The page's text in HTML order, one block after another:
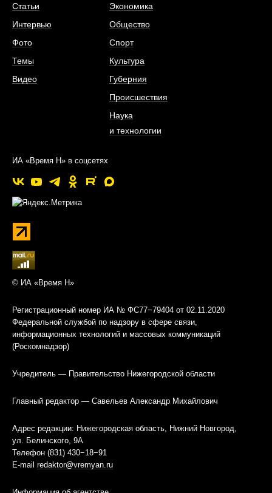
Статьи
Интервью
Фото
Темы
Видео
Экономика
Общество
Спорт
Культура
Губерния
Происшествия
Наука
и технологии
ИА «Время Н» в соцсетях
© ИА «Время Н»
Регистрационный номер ИА № ФС77−79404 от 02.11.2020
Федеральной службой по надзору в сфере связи,
информационных технологий и массовых коммуникаций
(Роскомнадзор)
Учредитель — Правительство Нижегородской области
Главный редактор — Савельев Александр Михайлович
Адрес редакции: Нижегородская область, Нижний Новгород,
ул. Белинского, 9А
Телефон (831) 430−18−91
E-mail redaktor@vremyan.ru